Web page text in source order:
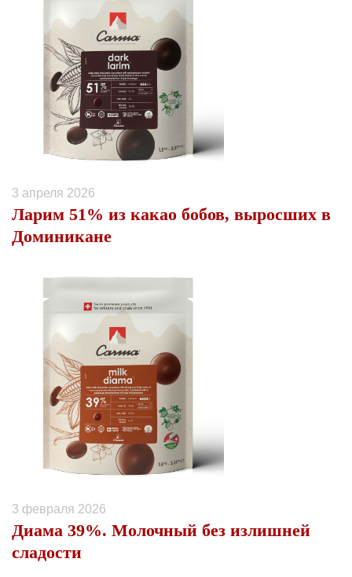
3 апреля 2026
Ларим 51% из какао бобов, выросших в
Доминикане
3 февраля 2026
Диама 39%. Молочный без излишней
сладости